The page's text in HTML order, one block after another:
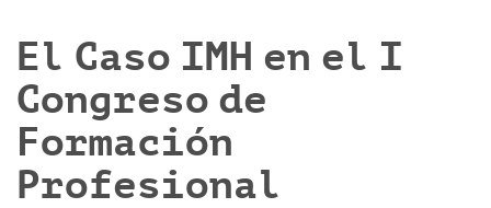
El Caso IMH en el I
Congreso de
Formación
Profesional